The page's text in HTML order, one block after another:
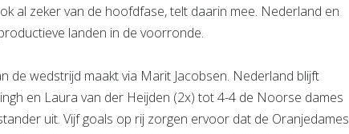
al zeker van de hoofdfase, telt daarin mee. Nederland en
landen in de voorronde.
de wedstrijd maakt via Marit Jacobsen. Nederland blijft
en Laura van der Heijden (2x) tot 4-4 de Noorse dames
uit. Vijf goals op rij zorgen ervoor dat de Oranjedames